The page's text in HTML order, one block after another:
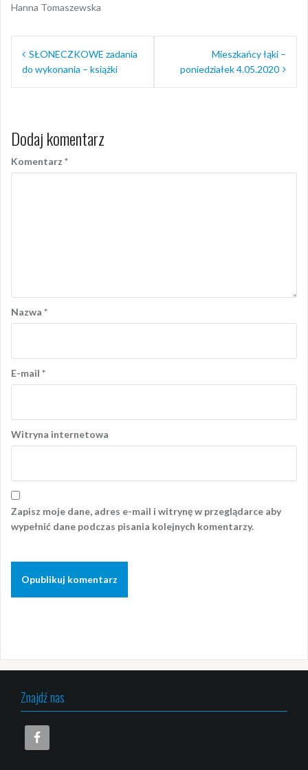
Hanna Tomaszewska
Nawigacja
wpisu
SŁONECZKOWE zadania
do wykonania – książki
Mieszkańcy łąki –
poniedziałek 4.05.2020
Dodaj komentarz
Komentarz *
Nazwa *
E-mail *
Witryna internetowa
Zapisz moje dane, adres e-mail i witrynę w przeglądarce aby
wypełnić dane podczas pisania kolejnych komentarzy.
Znajdź nas